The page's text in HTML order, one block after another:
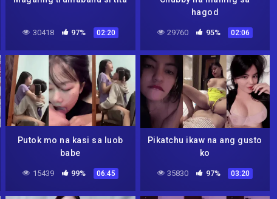
30418 97% 02:20
hagod
29760 95% 02:06
Putok mo na kasi sa luob
babe
15439 99% 06:45
Pikatchu ikaw na ang gusto
ko
35830 97% 03:20